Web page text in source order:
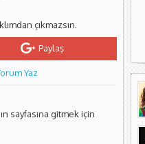
çıkmazsın.
Paylaş
Yaz
sayfasına gitmek için